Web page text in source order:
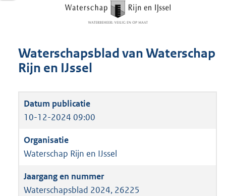
Waterschapsblad van Waterschap
Rijn en IJssel
10-12-2024 09:00
Waterschap Rijn en IJssel
Waterschapsblad 2024, 26225